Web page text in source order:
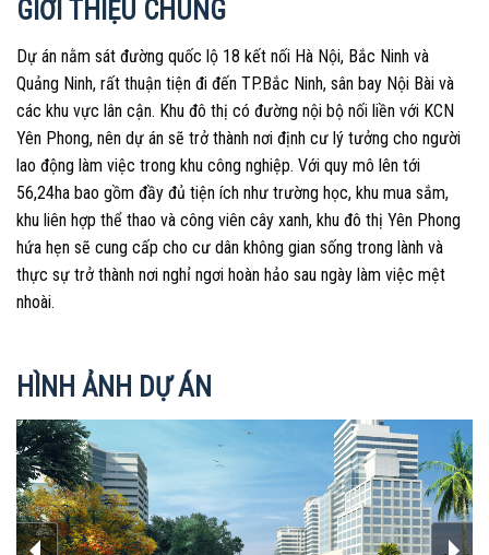
GIỚI THIỆU CHUNG
Dự án nằm sát đường quốc lộ 18 kết nối Hà Nội, Bắc Ninh và
Quảng Ninh, rất thuận tiện đi đến TP.Bắc Ninh, sân bay Nội Bài và
các khu vực lân cận. Khu đô thị có đường nội bộ nối liền với KCN
Yên Phong, nên dự án sẽ trở thành nơi định cư lý tưởng cho người
lao động làm việc trong khu công nghiệp. Với quy mô lên tới
56,24ha bao gồm đầy đủ tiện ích như trường học, khu mua sắm,
khu liên hợp thể thao và công viên cây xanh, khu đô thị Yên Phong
hứa hẹn sẽ cung cấp cho cư dân không gian sống trong lành và
thực sự trở thành nơi nghỉ ngơi hoàn hảo sau ngày làm việc mệt
nhoài.
HÌNH ẢNH DỰ ÁN